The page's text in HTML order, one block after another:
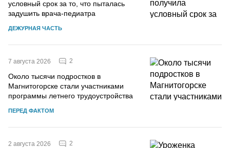
условный срок за то, что пыталась
задушить врача-педиатра
ДЕЖУРНАЯ ЧАСТЬ
7 августа 2026 2
Около тысячи подростков в
Магнитогорске стали участниками
программы летнего трудоустройства
ПЕРЕД ФАКТОМ
2 августа 2026 2